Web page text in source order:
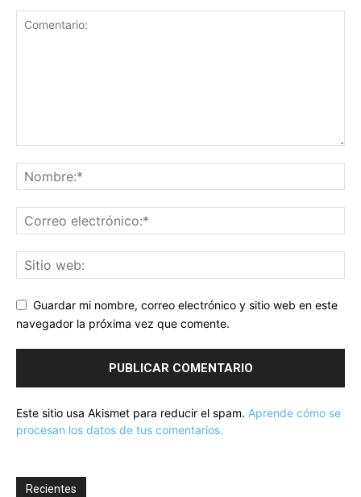
Guardar mi nombre, correo electrónico y sitio web en este
navegador la próxima vez que comente.
Este sitio usa Akismet para reducir el spam. Aprende cómo se
procesan los datos de tus comentarios.
Recientes